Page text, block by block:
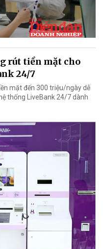
rút tiền mặt cho
24/7
mặt đến 300 triệu/ngày dễ
thống LiveBank 24/7 dành